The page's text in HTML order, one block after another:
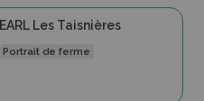
EARL Les Taisnières
Portrait de ferme